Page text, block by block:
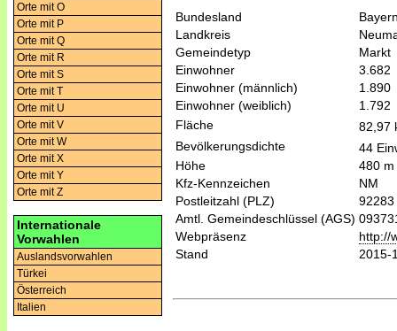
Orte mit O
Orte mit P
Orte mit Q
Orte mit R
Orte mit S
Orte mit T
Orte mit U
Orte mit V
Orte mit W
Orte mit X
Orte mit Y
Orte mit Z
Internationale
Vorwahlen
Auslandsvorwahlen
Türkei
Österreich
Italien
Bundesland
Landkreis
Gemeindetyp
Markt
Einwohner
3.682
Einwohner (männlich)
1.890
Einwohner (weiblich)
1.792
Fläche
82,97
Bevölkerungsdichte
44
Höhe
480 m
Kfz-Kennzeichen
NM
Postleitzahl (PLZ)
92283
Amtl. Gemeindeschlüssel (AGS)
Webpräsenz
http://
Stand
2015-